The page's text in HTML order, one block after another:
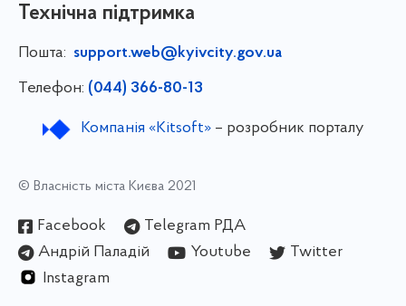
Технічна підтримка
Пошта: support.web@kyivcity.gov.ua
Телефон: (044) 366-80-13
Компанія «Kitsoft»– розробник порталу
© Власність міста Києва 2021
Facebook
Telegram РДА
Андрій Паладій
Youtube
Twitter
Instagram